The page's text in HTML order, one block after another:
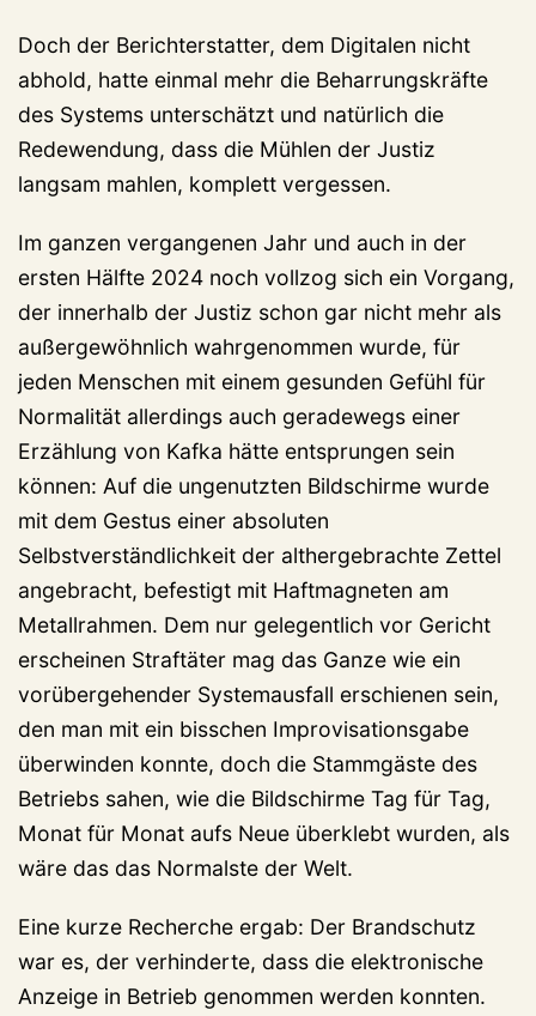
Doch der Berichterstatter, dem Digitalen nicht
abhold, hatte einmal mehr die Beharrungskräfte
des Systems unterschätzt und natürlich die
Redewendung, dass die Mühlen der Justiz
langsam mahlen, komplett vergessen.
Im ganzen vergangenen Jahr und auch in der
ersten Hälfte 2024 noch vollzog sich ein Vorgang,
der innerhalb der Justiz schon gar nicht mehr als
außergewöhnlich wahrgenommen wurde, für
jeden Menschen mit einem gesunden Gefühl für
Normalität allerdings auch geradewegs einer
Erzählung von Kafka hätte entsprungen sein
können: Auf die ungenutzten Bildschirme wurde
mit dem Gestus einer absoluten
Selbstverständlichkeit der althergebrachte Zettel
angebracht, befestigt mit Haftmagneten am
Metallrahmen. Dem nur gelegentlich vor Gericht
erscheinen Straftäter mag das Ganze wie ein
vorübergehender Systemausfall erschienen sein,
den man mit ein bisschen Improvisationsgabe
überwinden konnte, doch die Stammgäste des
Betriebs sahen, wie die Bildschirme Tag für Tag,
Monat für Monat aufs Neue überklebt wurden, als
wäre das das Normalste der Welt.
Eine kurze Recherche ergab: Der Brandschutz
war es, der verhinderte, dass die elektronische
Anzeige in Betrieb genommen werden konnten.